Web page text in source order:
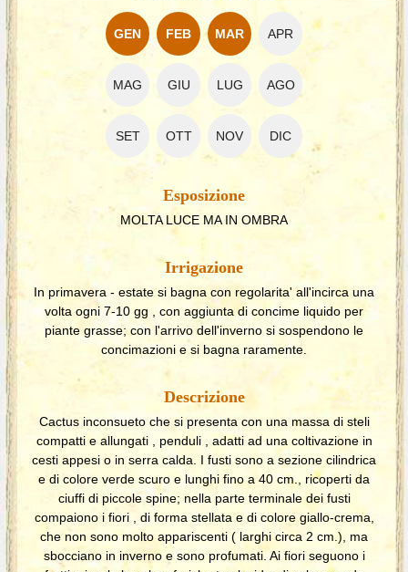
GEN FEB MAR APR
MAG GIU LUG AGO
SET OTT NOV DIC
Esposizione
MOLTA LUCE MA IN OMBRA
Irrigazione
In primavera - estate si bagna con regolarita' all'incirca una
volta ogni 7-10 gg , con aggiunta di concime liquido per
piante grasse; con l'arrivo dell'inverno si sospendono le
concimazioni e si bagna raramente.
Descrizione
Cactus inconsueto che si presenta con una massa di steli
compatti e allungati , penduli , adatti ad una coltivazione in
cesti appesi o in serra calda. I fusti sono a sezione cilindrica
e di colore verde scuro e lunghi fino a 40 cm., ricoperti da
ciuffi di piccole spine; nella parte terminale dei fusti
compaiono i fiori , di forma stellata e di colore giallo-crema,
che non sono molto appariscenti ( larghi circa 2 cm.), ma
sbocciano in inverno e sono profumati. Ai fiori seguono i